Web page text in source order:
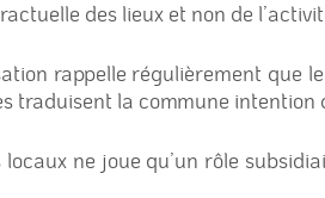
des lieux et non de
rappelle régulièrement que
traduisent la commune intention
locaux ne joue qu’un rôle